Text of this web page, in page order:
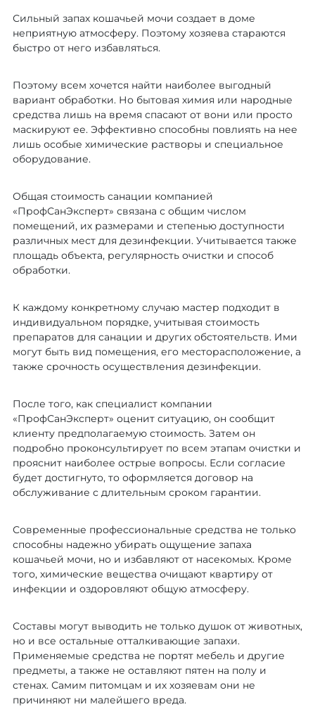
Сильный запах кошачьей мочи создает в доме
неприятную атмосферу. Поэтому хозяева стараются
быстро от него избавляться.
Поэтому всем хочется найти наиболее выгодный
вариант обработки. Но бытовая химия или народные
средства лишь на время спасают от вони или просто
маскируют ее. Эффективно способны повлиять на нее
лишь особые химические растворы и специальное
оборудование.
Общая стоимость санации компанией
«ПрофСанЭксперт» связана с общим числом
помещений, их размерами и степенью доступности
различных мест для дезинфекции. Учитывается также
площадь объекта, регулярность очистки и способ
обработки.
К каждому конкретному случаю мастер подходит в
индивидуальном порядке, учитывая стоимость
препаратов для санации и других обстоятельств. Ими
могут быть вид помещения, его месторасположение, а
также срочность осуществления дезинфекции.
После того, как специалист компании
«ПрофСанЭксперт» оценит ситуацию, он сообщит
клиенту предполагаемую стоимость. Затем он
подробно проконсультирует по всем этапам очистки и
прояснит наиболее острые вопросы. Если согласие
будет достигнуто, то оформляется договор на
обслуживание с длительным сроком гарантии.
Современные профессиональные средства не только
способны надежно убирать ощущение запаха
кошачьей мочи, но и избавляют от насекомых. Кроме
того, химические вещества очищают квартиру от
инфекции и оздоровляют общую атмосферу.
Составы могут выводить не только душок от животных,
но и все остальные отталкивающие запахи.
Применяемые средства не портят мебель и другие
предметы, а также не оставляют пятен на полу и
стенах. Самим питомцам и их хозяевам они не
причиняют ни малейшего вреда.